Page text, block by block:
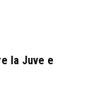
la Juve e